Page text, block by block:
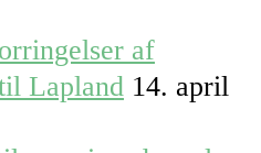
af
Lapland 14. april